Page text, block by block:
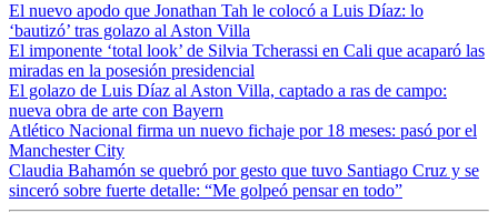
El nuevo apodo que Jonathan Tah le colocó a Luis Díaz: lo
‘bautizó’ tras golazo al Aston Villa
El imponente ‘total look’ de Silvia Tcherassi en Cali que acaparó las
miradas en la posesión presidencial
El golazo de Luis Díaz al Aston Villa, captado a ras de campo:
nueva obra de arte con Bayern
Atlético Nacional firma un nuevo fichaje por 18 meses: pasó por el
Manchester City
Claudia Bahamón se quebró por gesto que tuvo Santiago Cruz y se
sinceró sobre fuerte detalle: “Me golpeó pensar en todo”